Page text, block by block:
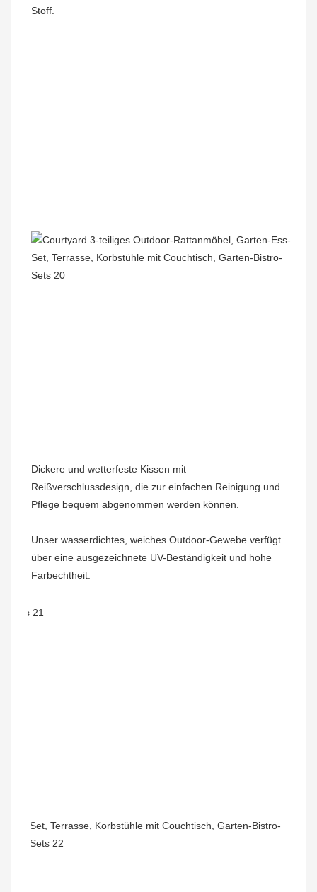
Dickere und wetterfeste Kissen mit
Reißverschlussdesign, die zur einfachen Reinigung und
Unser wasserdichtes, weiches Outdoor-Gewebe verfügt
über eine ausgezeichnete UV-Beständigkeit und hohe